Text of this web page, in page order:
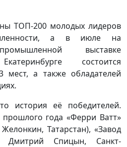
ТОП-200 молодых лидеров
а в июле на
выставке
состоится
а также обладателей
история её победителей.
года «Ферри Ватт»
Татарстан), «Завод
Дмитрий Спицын, Санкт-